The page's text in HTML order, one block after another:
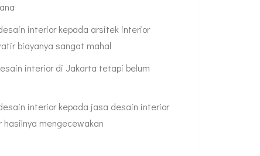
interior kepada arsitek interior
biayanya sangat mahal
interior di Jakarta tetapi belum
interior kepada jasa desain interior
mengecewakan